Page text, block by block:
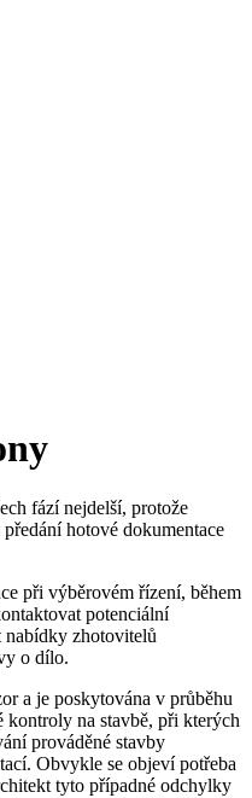
fází nejdelší, protože
hotové dokumentace
při výběrovém řízení, během
potenciální
nabídky zhotovitelů
o dílo.
a je poskytována v průběhu
kontroly na stavbě, při kterých
prováděné stavby
Obvykle se objeví potřeba
tyto případné odchylky